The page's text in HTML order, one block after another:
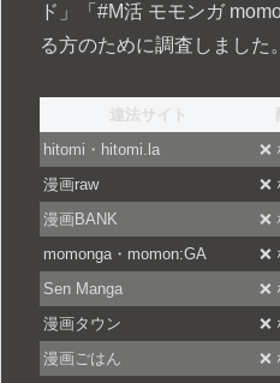
ド」「#M活 モモンガ
る方のために調査しました。
違法サイト
hitomi・hitomi.la
❌
漫画raw
❌
漫画BANK
❌
momonga・momon:GA
❌
Sen Manga
❌
漫画タウン
❌
漫画ごはん
❌